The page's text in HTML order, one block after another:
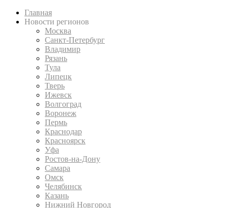
Главная
Новости регионов
Москва
Санкт-Петербург
Владимир
Рязань
Тула
Липецк
Тверь
Ижевск
Волгоград
Воронеж
Пермь
Краснодар
Красноярск
Уфа
Ростов-на-Дону
Самара
Омск
Челябинск
Казань
Нижний Новгород